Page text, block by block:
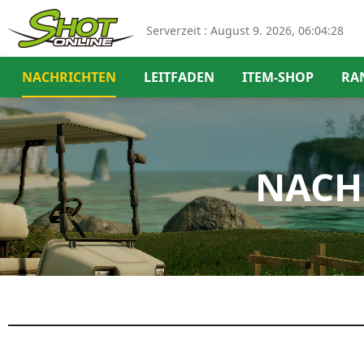
Serverzeit : August 9. 2026, 06:04:28
NACHRICHTEN LEITFADEN ITEM-SHOP